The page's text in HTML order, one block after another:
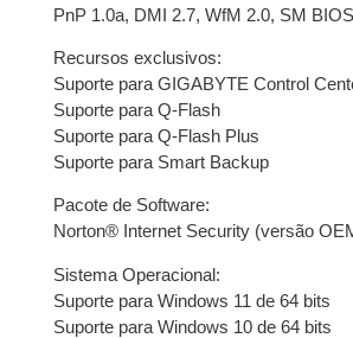
PnP 1.0a, DMI 2.7, WfM 2.0, SM
Recursos exclusivos:
Suporte para GIGABYTE Control
Suporte para Q-Flash
Suporte para Q-Flash Plus
Suporte para Smart Backup
Pacote de Software:
Norton® Internet Security (versão
Sistema Operacional:
Suporte para Windows 11 de 64 bits
Suporte para Windows 10 de 64 bits